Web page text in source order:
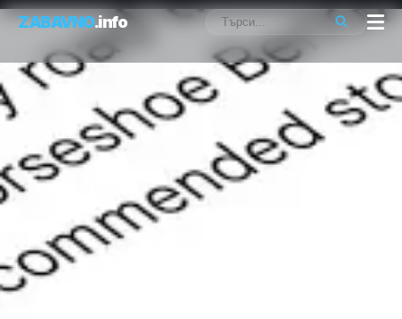
ZABAVNO.info